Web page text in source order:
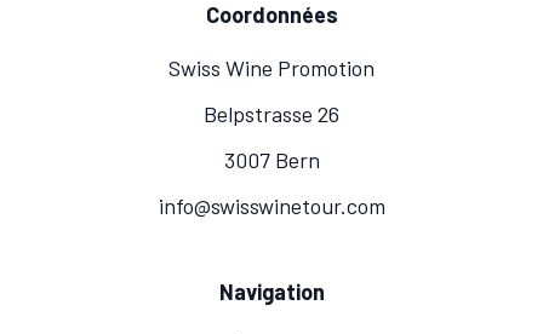
Coordonnées
Swiss Wine Promotion
Belpstrasse 26
3007 Bern
info@swisswinetour.com
Navigation